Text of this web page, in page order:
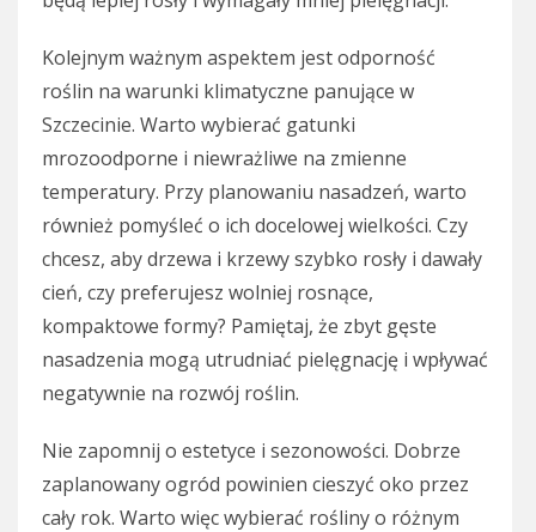
Kolejnym ważnym aspektem jest odporność
roślin na warunki klimatyczne panujące w
Szczecinie. Warto wybierać gatunki
mrozoodporne i niewrażliwe na zmienne
temperatury. Przy planowaniu nasadzeń, warto
również pomyśleć o ich docelowej wielkości. Czy
chcesz, aby drzewa i krzewy szybko rosły i dawały
cień, czy preferujesz wolniej rosnące,
kompaktowe formy? Pamiętaj, że zbyt gęste
nasadzenia mogą utrudniać pielęgnację i wpływać
negatywnie na rozwój roślin.
Nie zapomnij o estetyce i sezonowości. Dobrze
zaplanowany ogród powinien cieszyć oko przez
cały rok. Warto więc wybierać rośliny o różnym